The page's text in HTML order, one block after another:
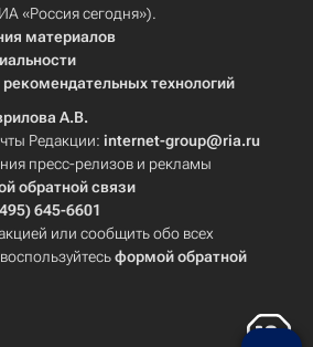
«Россия сегодня»).
материалов
технологий
А.В.
Редакции: internet-group@ria.ru
пресс-релизов и рекламы
обратной связи
645-6601
или сообщить обо всех
формой обратной